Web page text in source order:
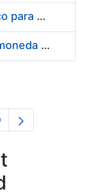
Contratación de acuerdo marco para el Suministro de Material de Electricidad para la Fábrica Nacional de Moneda y Timbre-Real Casa de la Moneda en su centro de trabajo de Burgos
Suministro de estuches para moneda de 30 €
Pages Use